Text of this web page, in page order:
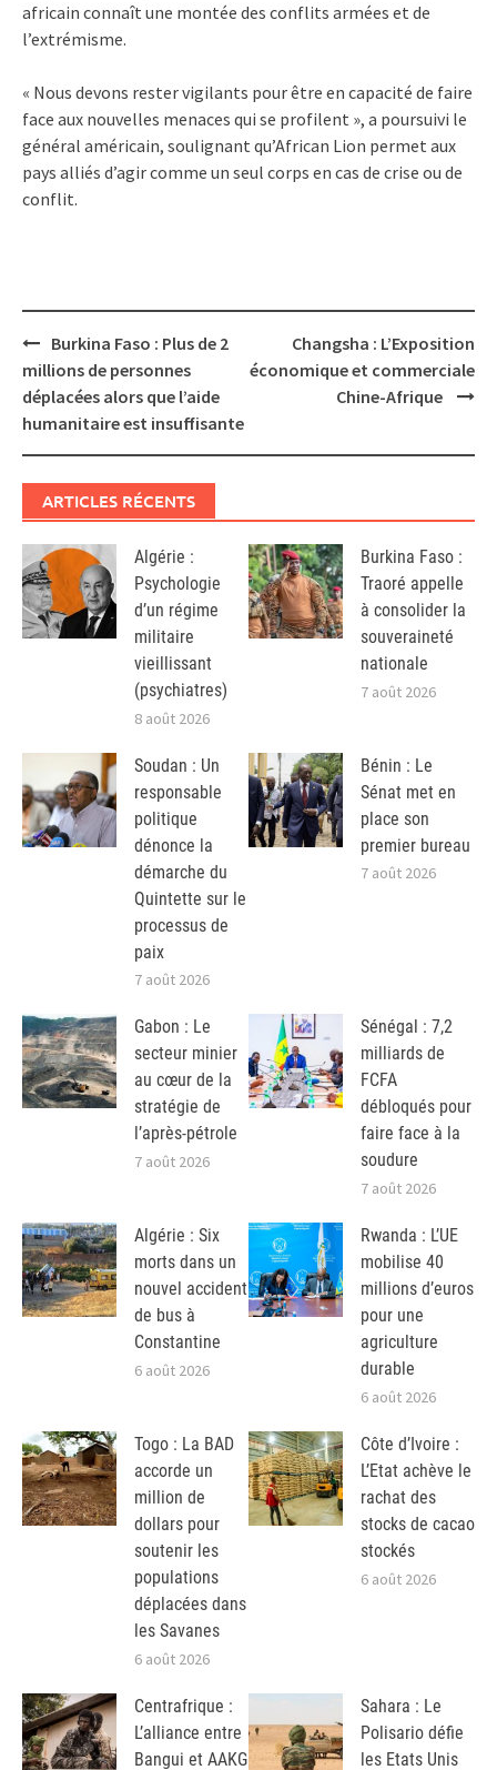
africain connaît une montée des conflits armées et de
l’extrémisme.
« Nous devons rester vigilants pour être en capacité de faire
face aux nouvelles menaces qui se profilent », a poursuivi le
général américain, soulignant qu’African Lion permet aux
pays alliés d’agir comme un seul corps en cas de crise ou de
conflit.
Post
navigation
Burkina Faso : Plus de 2
millions de personnes
déplacées alors que l’aide
humanitaire est insuffisante
Changsha : L’Exposition
économique et commerciale
Chine-Afrique
ARTICLES RÉCENTS
Algérie :
Psychologie
d’un régime
militaire
vieillissant
(psychiatres)
8 août 2026
Burkina Faso :
Traoré appelle
à consolider la
souveraineté
nationale
7 août 2026
Soudan : Un
responsable
politique
dénonce la
démarche du
Quintette sur le
processus de
paix
7 août 2026
Bénin : Le
Sénat met en
place son
premier bureau
7 août 2026
Gabon : Le
secteur minier
au cœur de la
stratégie de
l’après-pétrole
7 août 2026
Sénégal : 7,2
milliards de
FCFA
débloqués pour
faire face à la
soudure
7 août 2026
Algérie : Six
morts dans un
nouvel accident
de bus à
Constantine
6 août 2026
Rwanda : L’UE
mobilise 40
millions d’euros
pour une
agriculture
durable
6 août 2026
Togo : La BAD
accorde un
million de
dollars pour
soutenir les
populations
déplacées dans
les Savanes
6 août 2026
Côte d’Ivoire :
L’Etat achève le
rachat des
stocks de cacao
stockés
6 août 2026
Centrafrique :
L’alliance entre
Bangui et AAKG
Sahara : Le
Polisario défie
les Etats Unis